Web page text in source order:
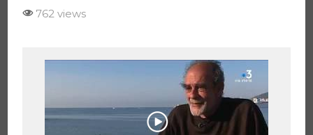
762 views